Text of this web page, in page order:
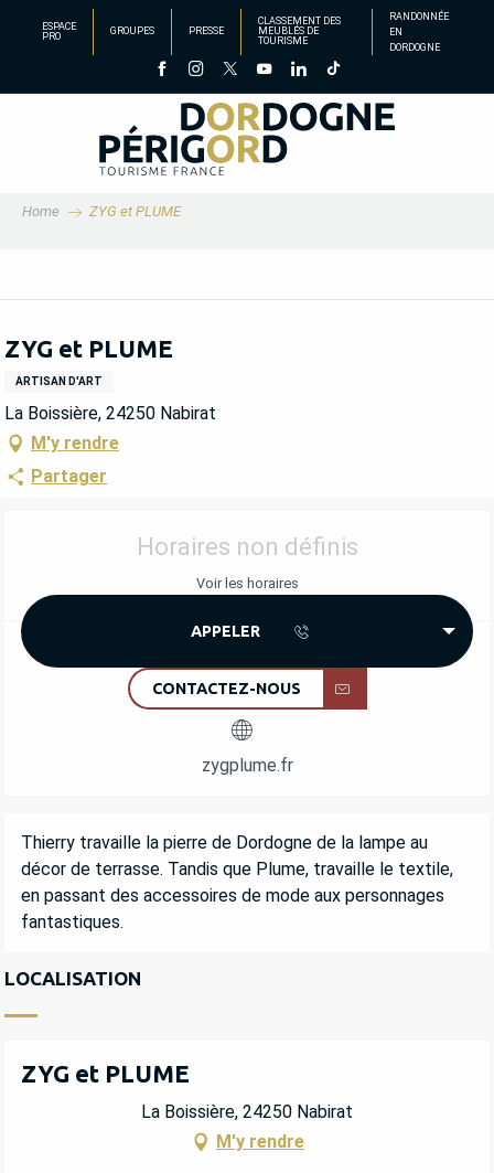
principal
ESPACE
PRO
GROUPES PRESSE
CLASSEMENT DES
MEUBLÉS DE
TOURISME
RANDONNÉE
EN
DORDOGNE
Home ZYG et PLUME
ZYG et PLUME
ARTISAN D'ART
La Boissière, 24250 Nabirat
M'y rendre
Partager
OUVERTURE ET COORDONNÉES
Horaires non définis
Voir les horaires
APPELER
CONTACTEZ-NOUS
zygplume.fr
DESCRIPTION
Thierry travaille la pierre de Dordogne de la lampe au
décor de terrasse. Tandis que Plume, travaille le textile,
en passant des accessoires de mode aux personnages
fantastiques.
LOCALISATION
ZYG et PLUME
La Boissière, 24250 Nabirat
M'y rendre